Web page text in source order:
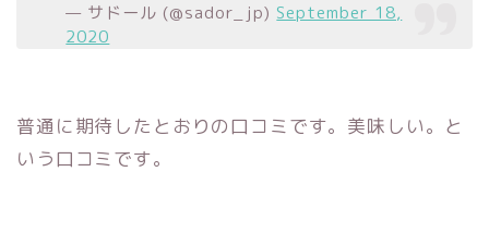
— サドール (@sador_jp) September 18,
2020
普通に期待したとおりの口コミです。美味しい。と
いう口コミです。